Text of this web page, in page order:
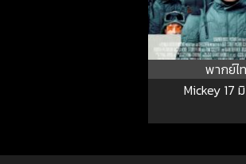
พากย์ไ
Mickey 17